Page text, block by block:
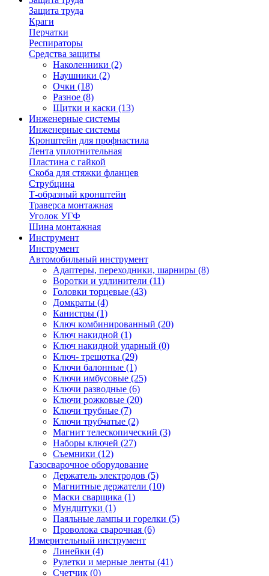
Защита труда
Краги
Перчатки
Респираторы
Средства защиты
Наколенники (2)
Наушники (2)
Очки (18)
Разное (8)
Щитки и каски (13)
Инженерные системы
Инженерные системы
Кронштейн для профнастила
Лента уплотнительная
Пластина с гайкой
Скоба для стяжки фланцев
Струбцина
Т-образный кронштейн
Траверса монтажная
Уголок УГФ
Шина монтажная
Инструмент
Инструмент
Автомобильный инструмент
Адаптеры, переходники, шарниры (8)
Воротки и удлинители (11)
Головки торцевые (43)
Домкраты (4)
Канистры (1)
Ключ комбинированный (20)
Ключ накидной (1)
Ключ накидной ударный (0)
Ключ- трещотка (29)
Ключи балонные (1)
Ключи имбусовые (25)
Ключи разводные (6)
Ключи рожковые (20)
Ключи трубные (7)
Ключи трубчатые (2)
Магнит телескопический (3)
Наборы ключей (27)
Съемники (12)
Газосварочное оборудование
Держатель электродов (5)
Магнитные держатели (10)
Маски сварщика (1)
Мундштуки (1)
Паяльные лампы и горелки (5)
Проволока сварочная (6)
Измерительный инструмент
Линейки (4)
Рулетки и мерные ленты (41)
Счетчик (0)